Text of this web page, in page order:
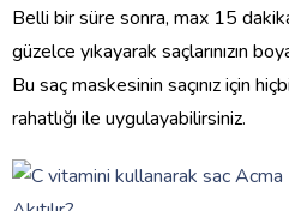
Belli bir süre sonra, max 15 dakika,
güzelce yıkayarak saçlarınızın
Bu saç maskesinin saçınız için
rahatlığı ile uygulayabilirsiniz.